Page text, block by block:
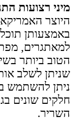
מיני רצועות
באמצעותן
למאתגרים,
הטוב ביותר
שניתן לשלב
ניתן להשתמש
חלקים שונים
השריר.